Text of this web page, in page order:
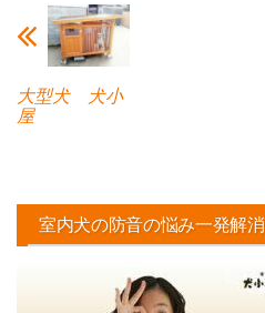
大型犬 犬小
屋
室内犬の防音の悩み一発解消